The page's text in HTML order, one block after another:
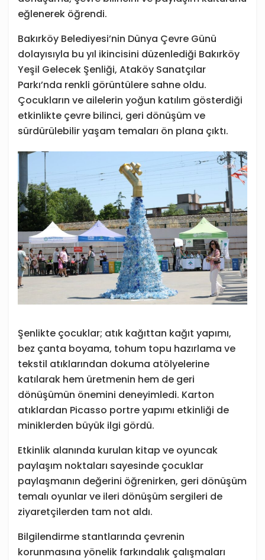
eğlenerek öğrendi.
Bakırköy Belediyesi’nin Dünya Çevre Günü
dolayısıyla bu yıl ikincisini düzenlediği Bakırköy
Yeşil Gelecek Şenliği, Ataköy Sanatçılar
Parkı’nda renkli görüntülere sahne oldu.
Çocukların ve ailelerin yoğun katılım gösterdiği
etkinlikte çevre bilinci, geri dönüşüm ve
sürdürülebilir yaşam temaları ön plana çıktı.
Şenlikte çocuklar; atık kağıttan kağıt yapımı,
bez çanta boyama, tohum topu hazırlama ve
tekstil atıklarından dokuma atölyelerine
katılarak hem üretmenin hem de geri
dönüşümün önemini deneyimledi. Karton
atıklardan Picasso portre yapımı etkinliği de
miniklerden büyük ilgi gördü.
Etkinlik alanında kurulan kitap ve oyuncak
paylaşım noktaları sayesinde çocuklar
paylaşmanın değerini öğrenirken, geri dönüşüm
temalı oyunlar ve ileri dönüşüm sergileri de
ziyaretçilerden tam not aldı.
Bilgilendirme stantlarında çevrenin
korunmasına yönelik farkındalık çalışmaları